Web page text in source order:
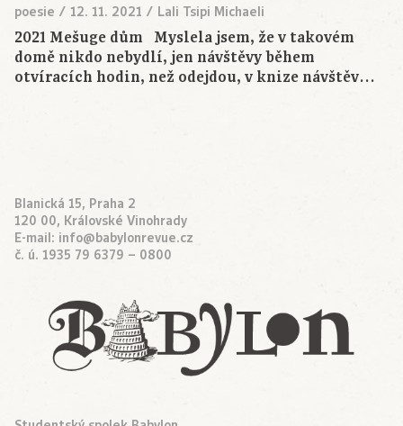
poesie / 12. 11. 2021 / Lali Tsipi Michaeli
2021 Mešuge dům Myslela jsem, že v takovém
domě nikdo nebydlí, jen návštěvy během
otvíracích hodin, než odejdou, v knize návštěv…
Blanická 15, Praha 2
120 00, Královské Vinohrady
E-mail: info@babylonrevue.cz
č. ú. 1935 79 6379 – 0800